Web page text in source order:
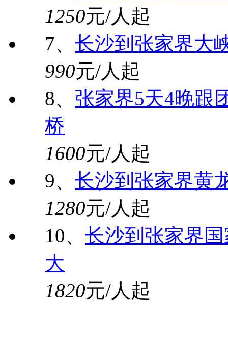
1250元/人起
7、 长沙到张家界大
990元/人起
8、 张家界5天4晚跟
桥
1600元/人起
9、 长沙到张家界黄
1280元/人起
10、 长沙到张家界
大
1820元/人起